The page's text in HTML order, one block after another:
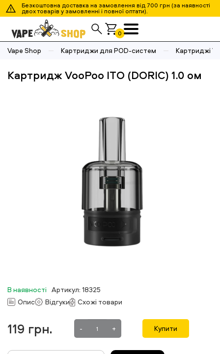
Безкоштовна доставка на замовлення від 700 грн (за наявності
двох товарів у замовленні і повної оптати).
0
Vape Shop Картриджи для POD-систем Картриджі
Картридж VooPoo ITO (DORIC) 1.0 ом
В наявності Артикул: 18325
Опис
Відгуки Схожі товари
119 грн. - + Купити